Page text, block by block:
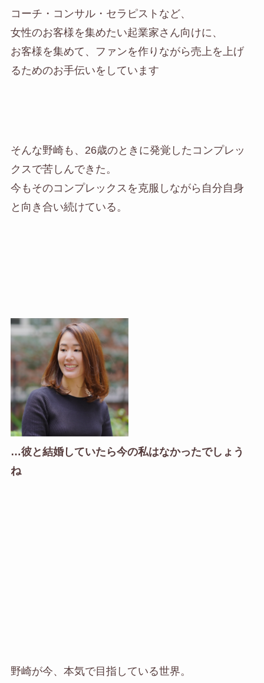
コーチ・コンサル・セラピストなど、
女性のお客様を集めたい起業家さん向けに、
お客様を集めて、ファンを作りながら売上を上げ
るためのお手伝いをしています
そんな野崎も、26歳のときに発覚したコンプレッ
クスで苦しんできた。
今もそのコンプレックスを克服しながら自分自身
と向き合い続けている。
…彼と結婚していたら今の私はなかったでしょう
ね
野崎が今、本気で目指している世界。